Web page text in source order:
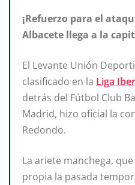
¡Refuerzo para el
Albacete llega a la
El Levante Unión
clasificado en la Liga
detrás del Fútbol Club
Madrid, hizo oficial la
Redondo.
La ariete manchega,
propia la pasada